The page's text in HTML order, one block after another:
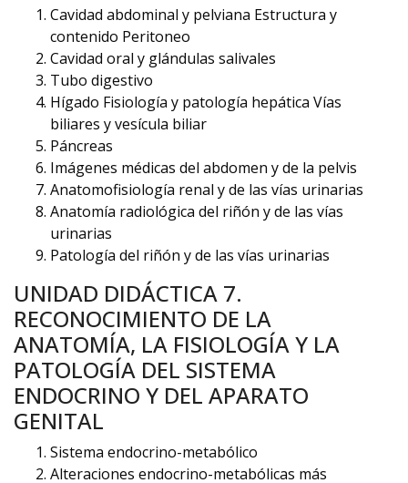
Cavidad abdominal y pelviana Estructura y
contenido Peritoneo
Cavidad oral y glándulas salivales
Tubo digestivo
Hígado Fisiología y patología hepática Vías
biliares y vesícula biliar
Páncreas
Imágenes médicas del abdomen y de la pelvis
Anatomofisiología renal y de las vías urinarias
Anatomía radiológica del riñón y de las vías
urinarias
Patología del riñón y de las vías urinarias
UNIDAD DIDÁCTICA 7.
RECONOCIMIENTO DE LA
ANATOMÍA, LA FISIOLOGÍA Y LA
PATOLOGÍA DEL SISTEMA
ENDOCRINO Y DEL APARATO
GENITAL
Sistema endocrino-metabólico
Alteraciones endocrino-metabólicas más